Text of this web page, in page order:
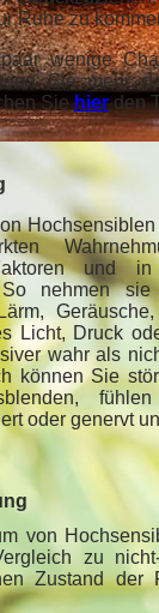
Ruhe zu
wenige
Sie mehr
Siehierden
und
So nehmen
Licht, Druck
wahr als
können Sie
oder genervt
von
zu nicht-
Zustand der